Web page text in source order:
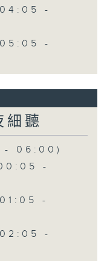
-
-
聽
- 06:00)
-
-
-